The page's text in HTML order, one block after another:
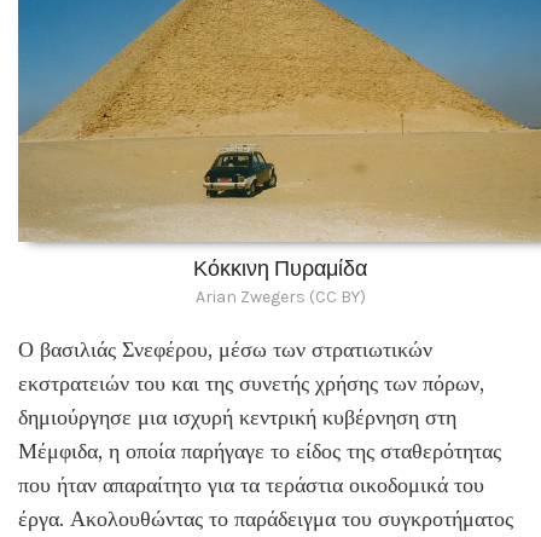
Κόκκινη Πυραμίδα
Arian Zwegers (CC BY)
Ο βασιλιάς Σνεφέρου, μέσω των στρατιωτικών
εκστρατειών του και της συνετής χρήσης των πόρων,
δημιούργησε μια ισχυρή κεντρική κυβέρνηση στη
Μέμφιδα, η οποία παρήγαγε το είδος της σταθερότητας
που ήταν απαραίτητο για τα τεράστια οικοδομικά του
έργα. Ακολουθώντας το παράδειγμα του συγκροτήματος